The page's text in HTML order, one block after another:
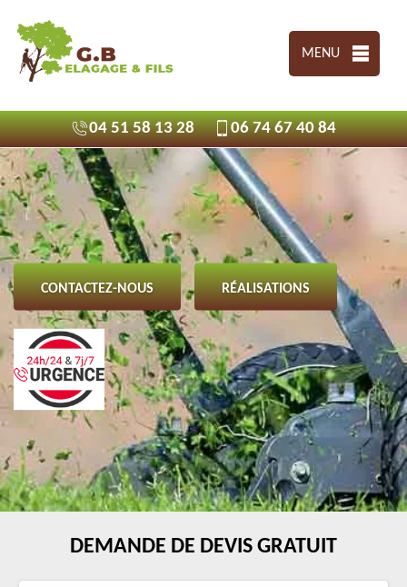
MENU
04 51 58 13 28 06 74 67 40 84
CONTACTEZ-NOUS RÉALISATIONS
DEMANDE DE DEVIS GRATUIT